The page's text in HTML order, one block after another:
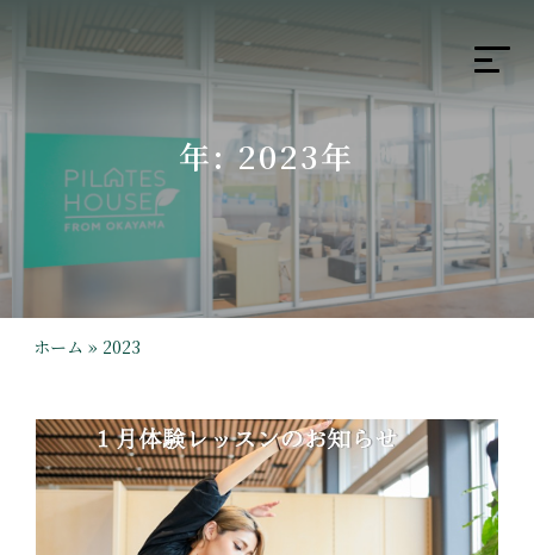
年: 2023年
ホーム » 2023